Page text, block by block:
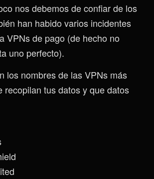
nos debemos de confiar de los
han habido varios incidentes
VPNs de pago (de hecho no
uno perfecto).
los nombres de las VPNs más
recopilan tus datos y que datos